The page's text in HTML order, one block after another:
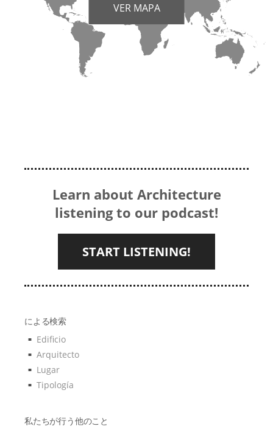
VER MAPA
Learn about Architecture
listening to our podcast!
START LISTENING!
による検索
Edificio
Arquitecto
Lugar
Tipología
私たちが行う他のこと